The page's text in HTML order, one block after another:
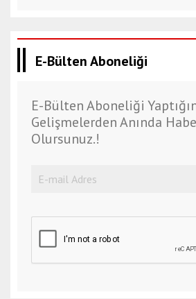
E-Bülten Aboneliği
E-Bülten Aboneliği
Gelişmelerden Anında
Olursunuz.!